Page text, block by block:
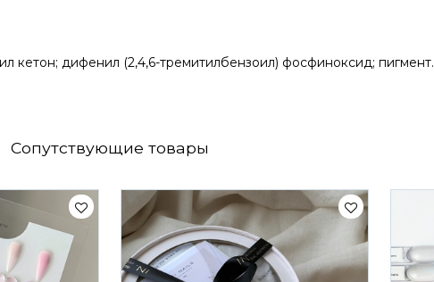
кетон; дифенил (2,4,6-тремитилбензоил) фосфиноксид; пигмент.
Сопутствующие товары